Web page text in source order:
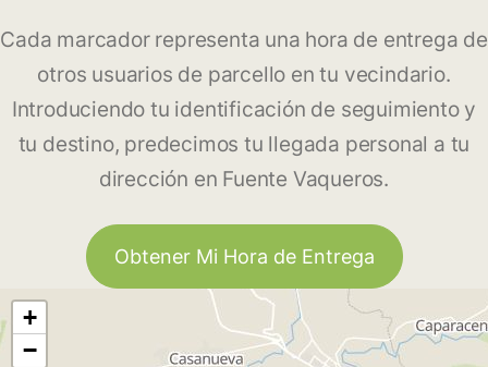
Cada marcador representa una hora de entrega de
otros usuarios de parcello en tu vecindario.
Introduciendo tu identificación de seguimiento y
tu destino, predecimos tu llegada personal a tu
dirección en Fuente Vaqueros.
Obtener Mi Hora de Entrega
+
−